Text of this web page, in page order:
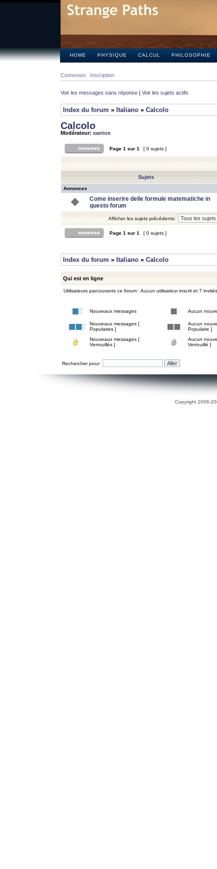
HOME PHYSIQUE CALCUL PHILOSOPHIE
Connexion Inscription
Voir les messages sans réponse | Voir les sujets actifs
Index du forum » Italiano » Calcolo
Calcolo
Modérateur: xantox
Page 1 sur 1 [ 0 sujets ]
Sujets
Annonces
Come inserire delle formule matematiche in
questo forum
Afficher les sujets précédents:
Page 1 sur 1 [ 0 sujets ]
Index du forum » Italiano » Calcolo
Qui est en ligne
Utilisateurs parcourants ce forum : Aucun utilisateur inscrit et 7 invités
Nouveaux messages Aucun
Nouveaux messages [
Populaires ]
Aucun
Populaire ]
Nouveaux messages [
Verrouillés ]
Aucun
Verrouillé ]
Rechercher pour:
Copyright 2006-